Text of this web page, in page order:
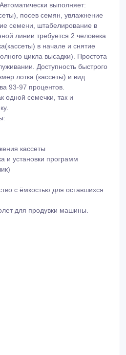
выполняет:
посев семян, увлажнение
семени, штабелирование в
линии требуется 2 человека
в начале и снятие
цикла высадки). Простота
Доступность быстрого
лотка (кассеты) и вид
93-97 процентов.
одной семечки, так и
кассеты
и установки программ
с ёмкостью для оставшихся
для продувки машины.